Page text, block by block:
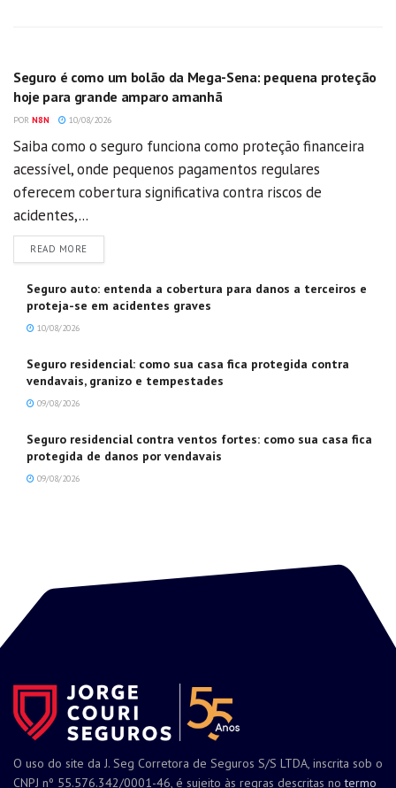
Seguro é como um bolão da Mega-Sena: pequena proteção
hoje para grande amparo amanhã
POR N8N 10/08/2026
Saiba como o seguro funciona como proteção financeira
acessível, onde pequenos pagamentos regulares
oferecem cobertura significativa contra riscos de
acidentes,...
READ MOREDETAILS
Seguro auto: entenda a cobertura para danos a terceiros e
proteja-se em acidentes graves
10/08/2026
Seguro residencial: como sua casa fica protegida contra
vendavais, granizo e tempestades
09/08/2026
Seguro residencial contra ventos fortes: como sua casa fica
protegida de danos por vendavais
09/08/2026
O uso do site da J. Seg Corretora de Seguros S/S LTDA, inscrita sob o
CNPJ nº 55.576.342/0001-46, é sujeito às regras descritas notermo